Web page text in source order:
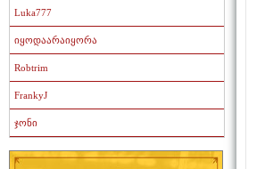
Luka777
იყოდაარაიყორა
Robtrim
FrankyJ
ჯონი